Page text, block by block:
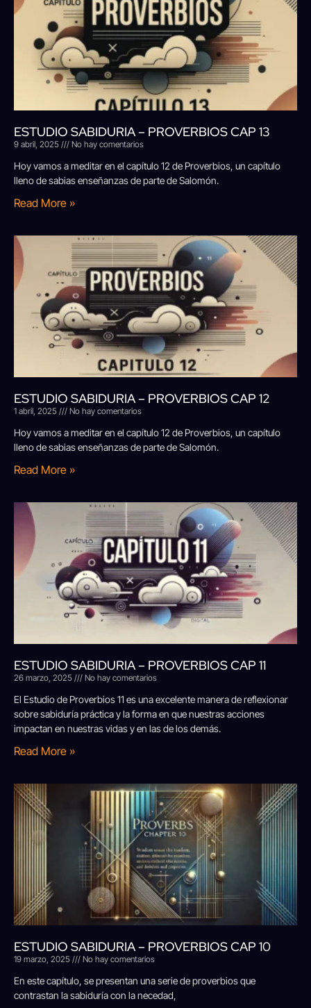
ESTUDIO SABIDURIA – PROVERBIOS CAP 13
9 abril, 2025 No hay comentarios
Hoy vamos a meditar en el capítulo 12 de Proverbios, un capítulo
lleno de sabias enseñanzas de parte de Salomón.
Read More »
ESTUDIO SABIDURIA – PROVERBIOS CAP 12
1 abril, 2025 No hay comentarios
Hoy vamos a meditar en el capítulo 12 de Proverbios, un capítulo
lleno de sabias enseñanzas de parte de Salomón.
Read More »
ESTUDIO SABIDURIA – PROVERBIOS CAP 11
26 marzo, 2025 No hay comentarios
El Estudio de Proverbios 11 es una excelente manera de reflexionar
sobre sabiduría práctica y la forma en que nuestras acciones
impactan en nuestras vidas y en las de los demás.
Read More »
ESTUDIO SABIDURIA – PROVERBIOS CAP 10
19 marzo, 2025 No hay comentarios
En este capítulo, se presentan una serie de proverbios que
contrastan la sabiduría con la necedad,